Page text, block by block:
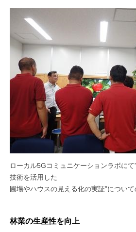
ローカル5Gコミュニケーションラボにて
技術を活用した
圃場やハウスの見える化の実証”について
林業の生産性を向上